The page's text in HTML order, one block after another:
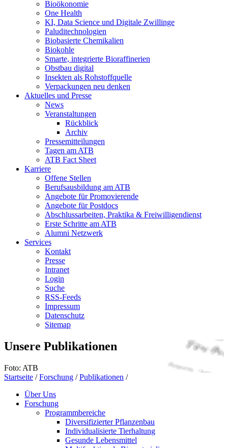
Bioökonomie
One Health
KI, Data Science und Digitale Zwillinge
Paluditechnologien
Biobasierte Chemikalien
Biokohle
Smarte, integrierte Bioraffinerien
Obstbau digital
Insekten als Rohstoffquelle
Verpackungen neu denken
Aktuelles und Presse
News
Veranstaltungen
Rückblick
Archiv
Pressemitteilungen
Tagen am ATB
ATB Fact Sheet
Karriere
Offene Stellen
Berufsausbildung am ATB
Angebote für Promovierende
Angebote für Postdocs
Abschlussarbeiten, Praktika & Freiwilligendienst
Erste Schritte am ATB
Alumni Netzwerk
Services
Kontakt
Presse
Intranet
Login
Suche
RSS-Feeds
Impressum
Datenschutz
Sitemap
Unsere Publikationen
Foto: ATB
Startseite / Forschung / Publikationen /
Über Uns
Forschung
Programmbereiche
Diversifizierter Pflanzenbau
Individualisierte Tierhaltung
Gesunde Lebensmittel